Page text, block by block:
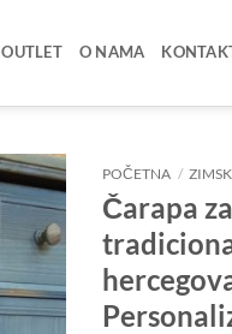
OUTLET O NAMA
Add to
wishlist
POČETNA /
Čarapa